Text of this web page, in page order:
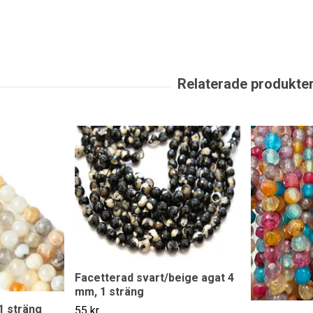
sträng
Facetterad svart/beige agat 4
mm, 1 sträng